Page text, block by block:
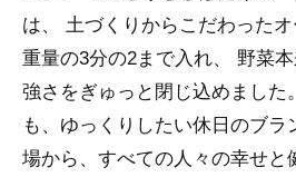
は、
土づくりからこだわった
重量の3分の2まで入れ、
野菜
強さをぎゅっと閉じ込めました。
も、ゆっくりしたい休日のブラ
場から、すべての人々の幸せと